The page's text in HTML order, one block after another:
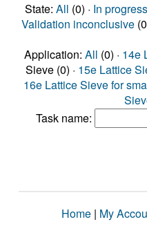
State: All (0) · In progress
Validation inconclusive
Application: All (0) · 14e
Sieve (0) · 15e Lattice
16e Lattice Sieve for
Task name:
Home | My